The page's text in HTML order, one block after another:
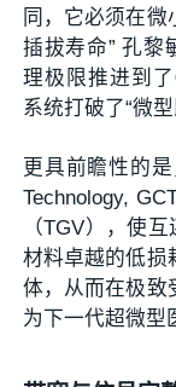
同，它必须在
插拔寿命” 孔黎
理极限推进到
系统打破了“微
更具前瞻性的
Technology,
（TGV），使
材料卓越的低损
体，从而在极致
为下一代超微型